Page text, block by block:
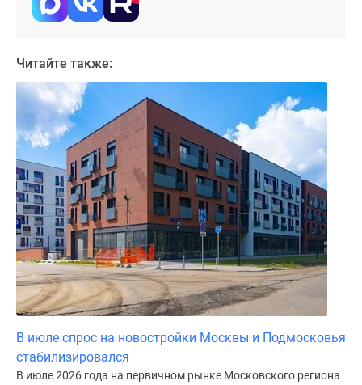
Читайте также:
В июле спрос на новостройки Москвы и Подмосковья
стабилизировался
В июле 2026 года на первичном рынке Московского региона